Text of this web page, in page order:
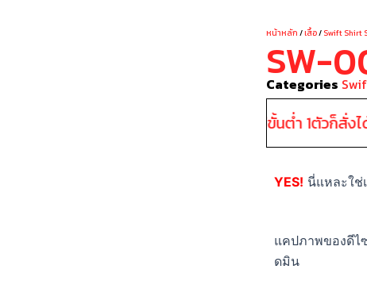
หน้าหลัก /เสื้อ/ Swift Shirt
SW-
Categories
ไม่มีขั้นต่ำ 1ตัวก็สั่งได้
YES! นี่แหละใช่
แคปภาพของดีไ
ดมิน